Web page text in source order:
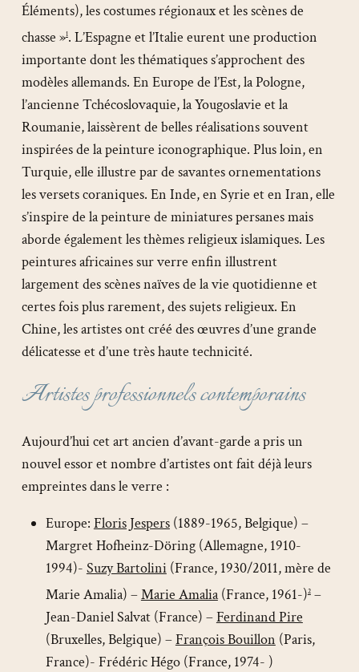
Éléments), les costumes régionaux et les scènes de
chasse »1. L’Espagne et l’Italie eurent une production
importante dont les thématiques s’approchent des
modèles allemands. En Europe de l’Est, la Pologne,
l’ancienne Tchécoslovaquie, la Yougoslavie et la
Roumanie, laissèrent de belles réalisations souvent
inspirées de la peinture iconographique. Plus loin, en
Turquie, elle illustre par de savantes ornementations
les versets coraniques. En Inde, en Syrie et en Iran, elle
s’inspire de la peinture de miniatures persanes mais
aborde également les thèmes religieux islamiques. Les
peintures africaines sur verre enfin illustrent
largement des scènes naïves de la vie quotidienne et
certes fois plus rarement, des sujets religieux. En
Chine, les artistes ont créé des œuvres d’une grande
délicatesse et d’une très haute technicité.
Artistes professionnels contemporains
Aujourd’hui cet art ancien d’avant-garde a pris un
nouvel essor et nombre d’artistes ont fait déjà leurs
empreintes dans le verre :
Europe: Floris Jespers(1889-1965, Belgique) –
Margret Hofheinz-Döring (Allemagne, 1910-
1994)- Suzy Bartolini(France, 1930/2011, mère de
Marie Amalia) –Marie Amalia(France, 1961-)2–
Jean-Daniel Salvat (France) –Ferdinand Pire
(Bruxelles, Belgique) –François Bouillon (Paris,
France)- Frédéric Hégo (France, 1974- )